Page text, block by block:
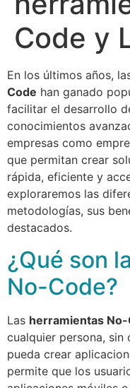
Code y
En los últimos años,
Code han ganado
facilitar el desarrollo
conocimientos
empresas como
que permitan crear
rápida, eficiente y
exploraremos las
metodologías, sus
destacados.
¿Qué son
No-Code?
Las herramientas No-
cualquier persona,
pueda crear
permite que los